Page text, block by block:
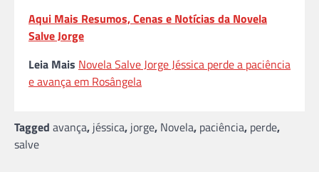
Aqui Mais Resumos, Cenas e Notícias da Novela
Salve Jorge
Leia Mais Novela Salve Jorge Jéssica perde a paciência
e avança em Rosângela
Tagged avança, jéssica, jorge, Novela, paciência, perde,
salve